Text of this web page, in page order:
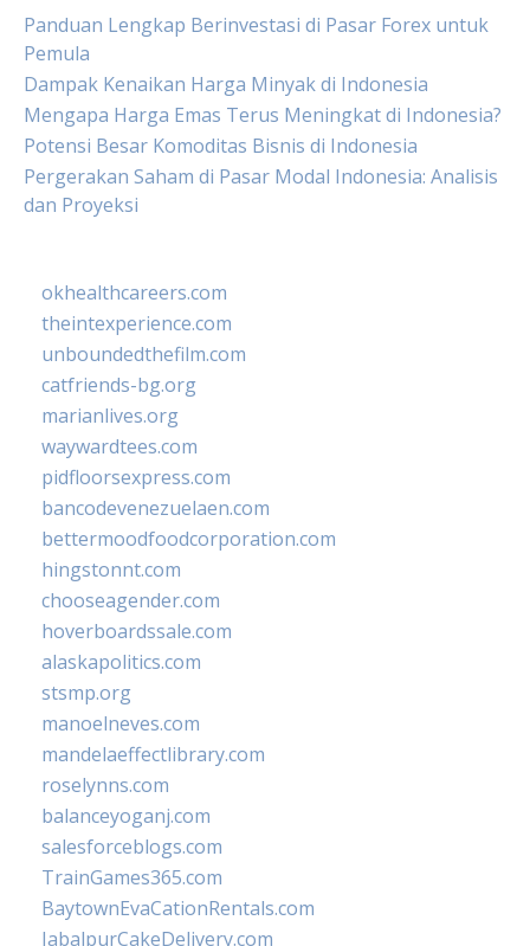
Panduan Lengkap Berinvestasi di Pasar Forex untuk
Pemula
Dampak Kenaikan Harga Minyak di Indonesia
Mengapa Harga Emas Terus Meningkat di Indonesia?
Potensi Besar Komoditas Bisnis di Indonesia
Pergerakan Saham di Pasar Modal Indonesia: Analisis
dan Proyeksi
okhealthcareers.com
theintexperience.com
unboundedthefilm.com
catfriends-bg.org
marianlives.org
waywardtees.com
pidfloorsexpress.com
bancodevenezuelaen.com
bettermoodfoodcorporation.com
hingstonnt.com
chooseagender.com
hoverboardssale.com
alaskapolitics.com
stsmp.org
manoelneves.com
mandelaeffectlibrary.com
roselynns.com
balanceyoganj.com
salesforceblogs.com
TrainGames365.com
BaytownEvaCationRentals.com
JabalpurCakeDelivery.com